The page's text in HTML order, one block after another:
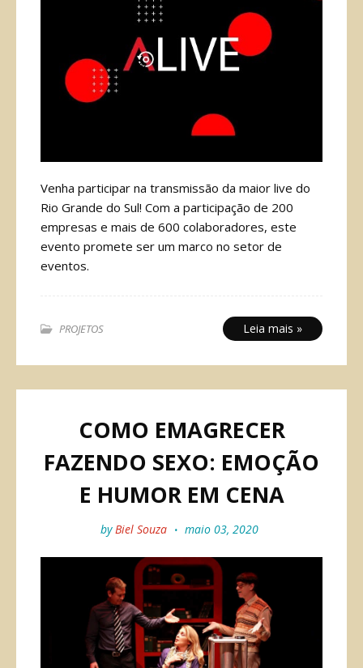
Venha participar na transmissão da maior live do
Rio Grande do Sul! Com a participação de 200
empresas e mais de 600 colaboradores, este
evento promete ser um marco no setor de
eventos.
PROJETOS Leia mais »
COMO EMAGRECER
FAZENDO SEXO: EMOÇÃO
E HUMOR EM CENA
byBiel Souza maio 03, 2020